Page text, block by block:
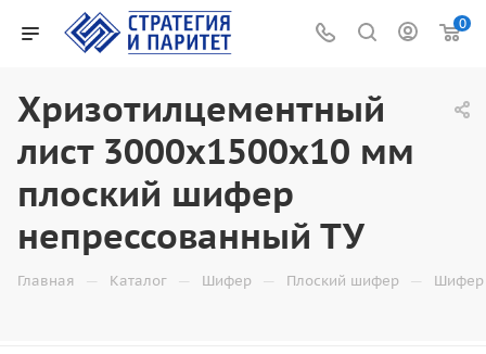
0
Хризотилцементный
лист 3000х1500х10 мм
плоский шифер
непрессованный ТУ
Главная — Каталог — Шифер — Плоский шифер — Шифер